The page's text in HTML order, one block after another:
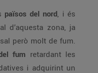
països del nord, i és
d’aquesta zona, ja
però molt de fum.
fum retardant les
i adquirint un